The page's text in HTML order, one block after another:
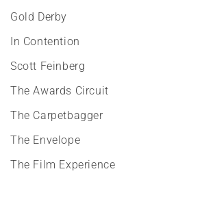
Gold Derby
In Contention
Scott Feinberg
The Awards Circuit
The Carpetbagger
The Envelope
The Film Experience